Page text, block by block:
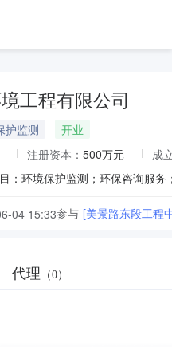
工程有限公司
护监测
开业
注册资本： 500万元
成
04 15:33参与 [美景路东段工程
代理 （0）